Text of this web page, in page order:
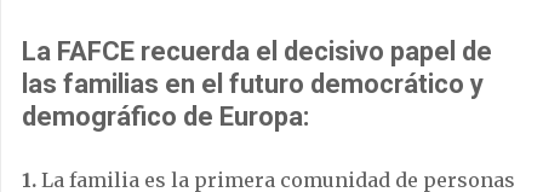
La FAFCE recuerda el decisivo papel de
las familias en el futuro democrático y
demográfico de Europa:
1. La familia es la primera comunidad de personas